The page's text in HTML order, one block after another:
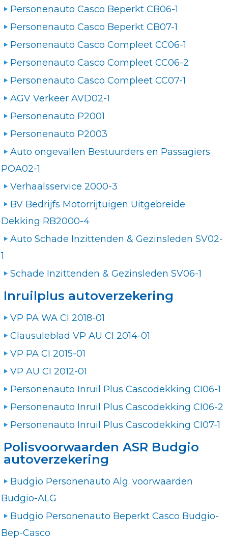
Personenauto Casco Beperkt CB06-1
Personenauto Casco Beperkt CB07-1
Personenauto Casco Compleet CC06-1
Personenauto Casco Compleet CC06-2
Personenauto Casco Compleet CC07-1
AGV Verkeer AVD02-1
Personenauto P2001
Personenauto P2003
Auto ongevallen Bestuurders en Passagiers
POA02-1
Verhaalsservice 2000-3
BV Bedrijfs Motorrijtuigen Uitgebreide
Dekking RB2000-4
Auto Schade Inzittenden & Gezinsleden SV02-
1
Schade Inzittenden & Gezinsleden SV06-1
Inruilplus autoverzekering
VP PA WA CI 2018-01
Clausuleblad VP AU CI 2014-01
VP PA CI 2015-01
VP AU CI 2012-01
Personenauto Inruil Plus Cascodekking CI06-1
Personenauto Inruil Plus Cascodekking CI06-2
Personenauto Inruil Plus Cascodekking CI07-1
Polisvoorwaarden ASR Budgio
autoverzekering
Budgio Personenauto Alg. voorwaarden
Budgio-ALG
Budgio Personenauto Beperkt Casco Budgio-
Bep-Casco